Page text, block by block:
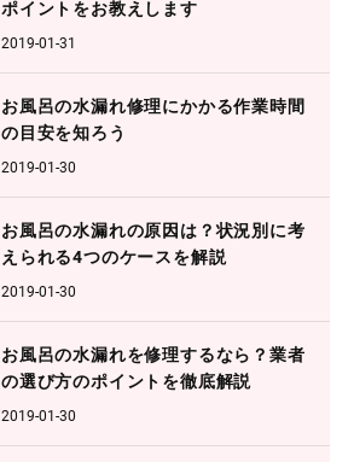
ポイントをお教えします
2019-01-31
お風呂の水漏れ修理にかかる作業時間
の目安を知ろう
2019-01-30
お風呂の水漏れの原因は？状況別に考
えられる4つのケースを解説
2019-01-30
お風呂の水漏れを修理するなら？業者
の選び方のポイントを徹底解説
2019-01-30